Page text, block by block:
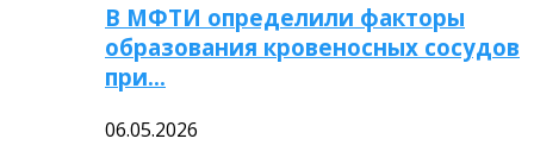
В МФТИ определили факторы
образования кровеносных сосудов
при…
06.05.2026